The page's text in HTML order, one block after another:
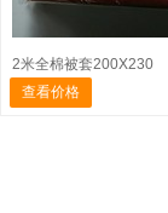
2米全棉被套200X230
查看价格